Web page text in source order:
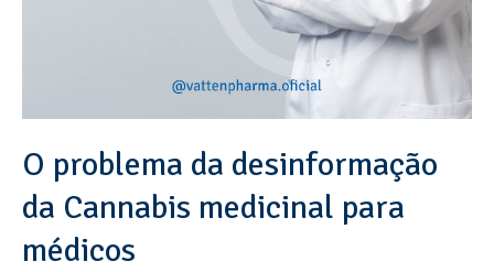
O problema da desinformação
da Cannabis medicinal para
médicos